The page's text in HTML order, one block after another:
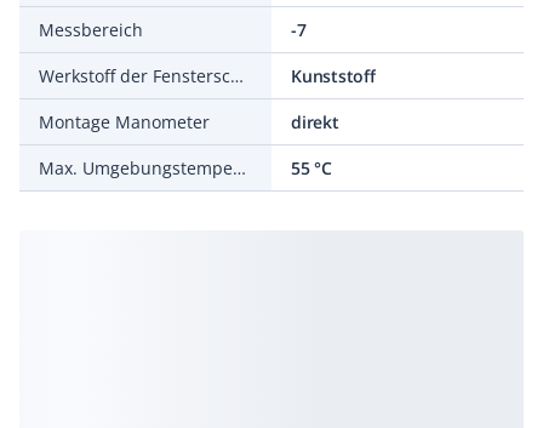
Messbereich
-7
Werkstoff der Fensterscheibe
Kunststoff
Montage Manometer
direkt
Max. Umgebungstemperatur
55 °C